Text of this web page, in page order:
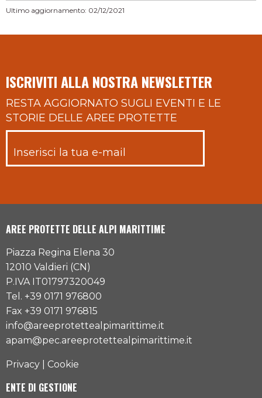
Ultimo aggiornamento: 02/12/2021
ISCRIVITI ALLA NOSTRA NEWSLETTER
RESTA AGGIORNATO SUGLI EVENTI E LE
STORIE DELLE AREE PROTETTE
AREE PROTETTE DELLE ALPI MARITTIME
Piazza Regina Elena 30
12010 Valdieri (CN)
P.IVA IT01797320049
Tel. +39 0171 976800
Fax +39 0171 976815
info@areeprotettealpimarittime.it
apam@pec.areeprotettealpimarittime.it
Privacy Cookie
ENTE DI GESTIONE